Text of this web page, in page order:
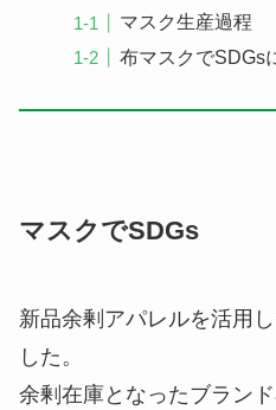
マスク生産過程
布マスクでSDGs
マスクでSDGs
新品余剰アパレルを活用
した。
余剰在庫となったブラン